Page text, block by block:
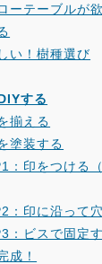
ーテーブルが
い！樹種選び
する
揃える
塗装する
印をつける
印に沿って
ビスで固定
成！